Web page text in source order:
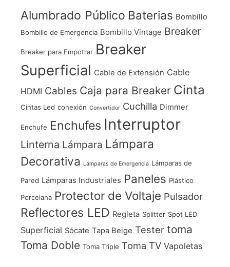
Alumbrado Público Baterias Bombillo
Bombillo de Emergencia Bombillo Vintage Breaker
Breaker para Empotrar Breaker
Superficial Cable de Extensión Cable
HDMI Cables Caja para Breaker Cinta
Cintas Led conexión Convertidor Cuchilla Dimmer
Enchufe Enchufes Interruptor
Linterna Lámpara Lámpara
Decorativa
Lámparas de Emergencia Lámparas de
Pared Lámparas Industriales Paneles Plástico
Porcelana Protector de Voltaje Pulsador
Reflectores LED Regleta Splitter Spot LED
Superficial Sócate Tapa Beige Tester toma
Toma Doble Toma Triple Toma TV Vapoletas